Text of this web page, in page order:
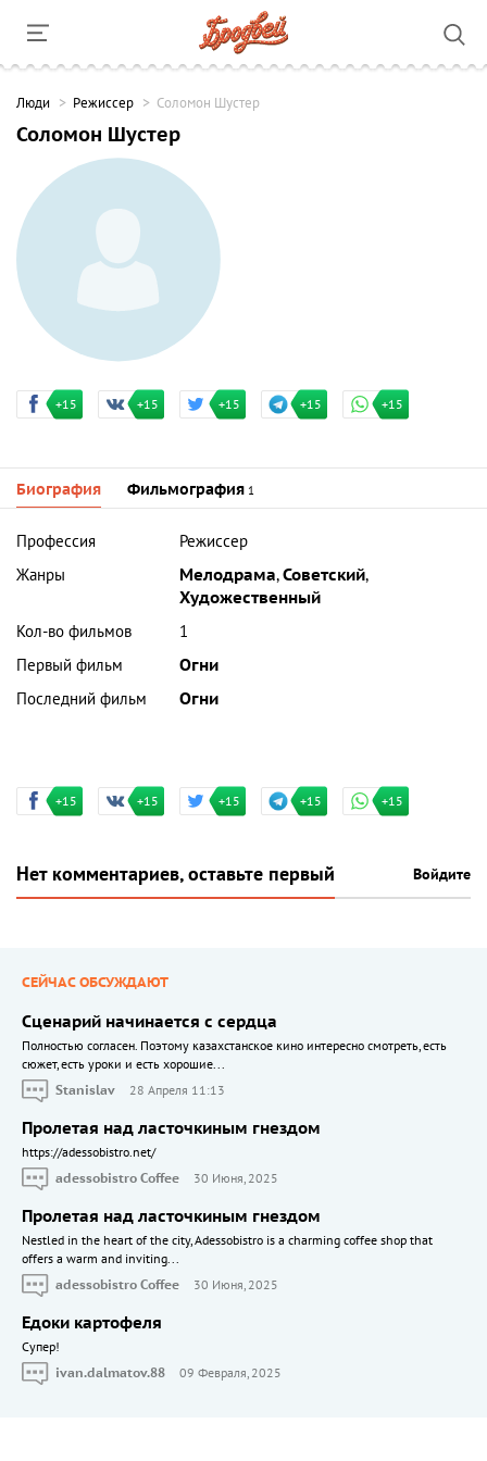
Люди Режиссер Соломон Шустер
Соломон Шустер
+15 +15 +15 +15 +15
Биография Фильмография 1
Профессия
Режиссер
Жанры
Мелодрама,Советский,
Художественный
Кол-во фильмов
1
Первый фильм
Огни
Последний фильм
Огни
+15 +15 +15 +15 +15
Нет комментариев, оставьте первый Войдите
СЕЙЧАС ОБСУЖДАЮТ
Сценарий начинается с сердца
Полностью согласен. Поэтому казахстанское кино интересно смотреть, есть
сюжет, есть уроки и есть хорошие...
Stanislav
28 Апреля 11:13
Пролетая над ласточкиным гнездом
https://adessobistro.net/
adessobistro Coffee
30 Июня, 2025
Пролетая над ласточкиным гнездом
Nestled in the heart of the city, Adessobistro is a charming coffee shop that
offers a warm and inviting...
adessobistro Coffee
30 Июня, 2025
Едоки картофеля
Cупер!
ivan.dalmatov.88
09 Февраля, 2025